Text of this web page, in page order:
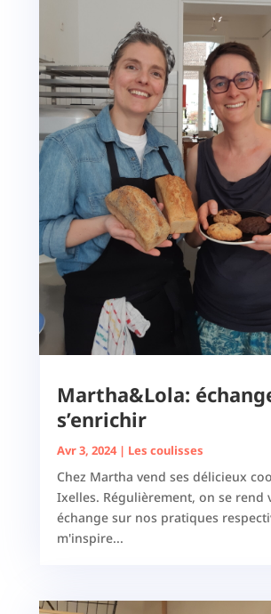
Martha&Lola:
s’enrichir
Avr 3, 2024| Les coulisses
Chez Martha vend ses délicieux
Ixelles. Régulièrement, on se rend
échange sur nos pratiques
m'inspire...